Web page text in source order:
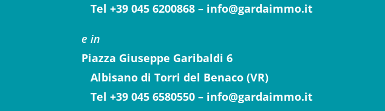
Tel +39 045 6200868 – info@gardaimmo.it
e in
Piazza Giuseppe Garibaldi 6
Albisano di Torri del Benaco (VR)
Tel +39 045 6580550 – info@gardaimmo.it